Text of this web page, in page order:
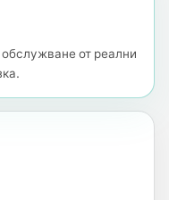
от реални